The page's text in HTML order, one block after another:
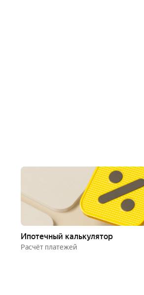
Ипотечный калькулятор
Расчёт платежей